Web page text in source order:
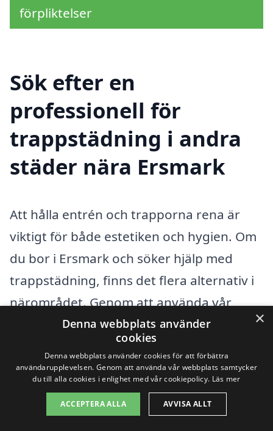
förpliktelser
Sök efter en
professionell för
trappstädning i andra
städer nära Ersmark
Att hålla entrén och trapporna rena är
viktigt för både estetiken och hygien. Om
du bor i Ersmark och söker hjälp med
trappstädning, finns det flera alternativ i
närområdet. Genom att använda vår
plattform kan du enkelt få kontakt med
professionella städföretag som erbjuder
trappstädning i Ersmark och
omkringliggande städer. Här är några av
de städer där du kan hitta kompetenta
×
Denna webbplats använder
cookies
Denna webbplats använder cookies för att förbättra
användarupplevelsen. Genom att använda vår webbplats samtycker
du till alla cookies i enlighet med vår cookiepolicy. Läs mer
ACCEPTERA ALLA AVVISA ALLT